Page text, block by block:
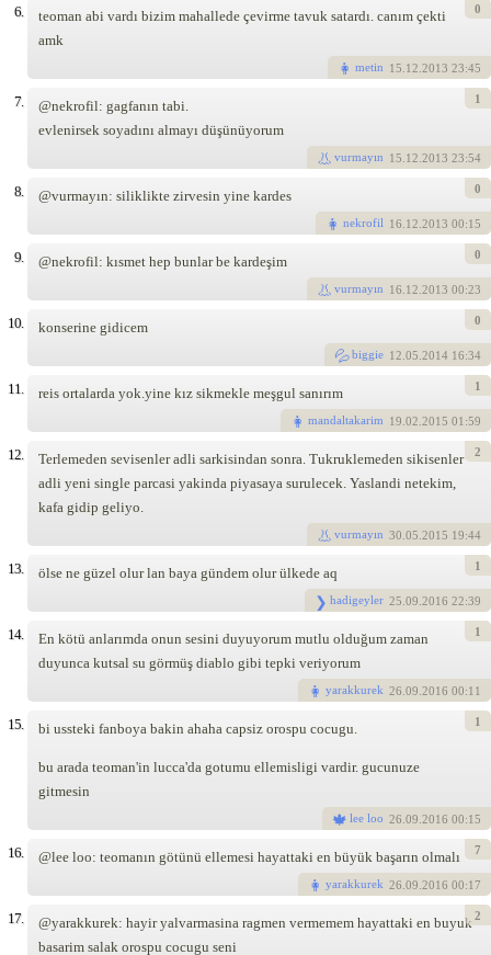
6.
teoman abi vardı bizim mahallede çevirme tavuk satardı. canım çekti
amk
metin 15.12.2013 23:45
0
7.
@nekrofil: gagfanın tabi.
evlenirsek soyadını almayı düşünüyorum
vurmayın 15.12.2013 23:54
1
8. @vurmayın: siliklikte zirvesin yine kardes
nekrofil 16.12.2013 00:15
0
9. @nekrofil: kısmet hep bunlar be kardeşim
vurmayın 16.12.2013 00:23
0
10. konserine gidicem
biggie 12.05.2014 16:34
0
11. reis ortalarda yok.yine kız sikmekle meşgul sanırım
mandaltakarim 19.02.2015 01:59
1
12.
Terlemeden sevisenler adli sarkisindan sonra. Tukruklemeden sikisenler
adli yeni single parcasi yakinda piyasaya surulecek. Yaslandi netekim,
kafa gidip geliyo.
vurmayın 30.05.2015 19:44
2
13. ölse ne güzel olur lan baya gündem olur ülkede aq
hadigeyler 25.09.2016 22:39
1
14.
En kötü anlarımda onun sesini duyuyorum mutlu olduğum zaman
duyunca kutsal su görmüş diablo gibi tepki veriyorum
yarakkurek 26.09.2016 00:11
1
15. bi ussteki fanboya bakin ahaha capsiz orospu cocugu.
bu arada teoman'in lucca'da gotumu ellemisligi vardir. gucunuze
gitmesin
lee loo 26.09.2016 00:15
1
16. @lee loo: teomanın götünü ellemesi hayattaki en büyük başarın olmalı
yarakkurek 26.09.2016 00:17
7
17.
@yarakkurek: hayir yalvarmasina ragmen vermemem hayattaki en buyuk
basarim salak orospu cocugu seni
2